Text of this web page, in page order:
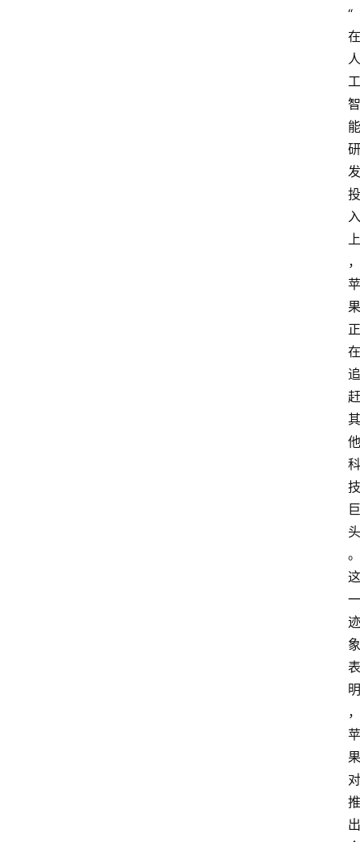
“
在
人
工
智
能
研
发
投
入
上
，
苹
果
正
在
追
赶
其
他
科
技
巨
头
。
这
一
迹
象
表
明
，
苹
果
对
推
出